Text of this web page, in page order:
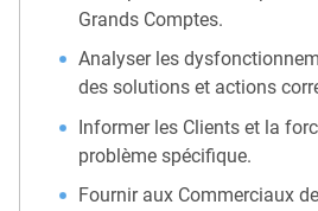
Grands Comptes.
Analyser les
des solutions et actions
Informer les Clients et la
problème spécifique.
Fournir aux Commerciaux